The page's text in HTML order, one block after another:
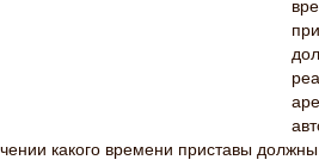
какого времени приставы должны